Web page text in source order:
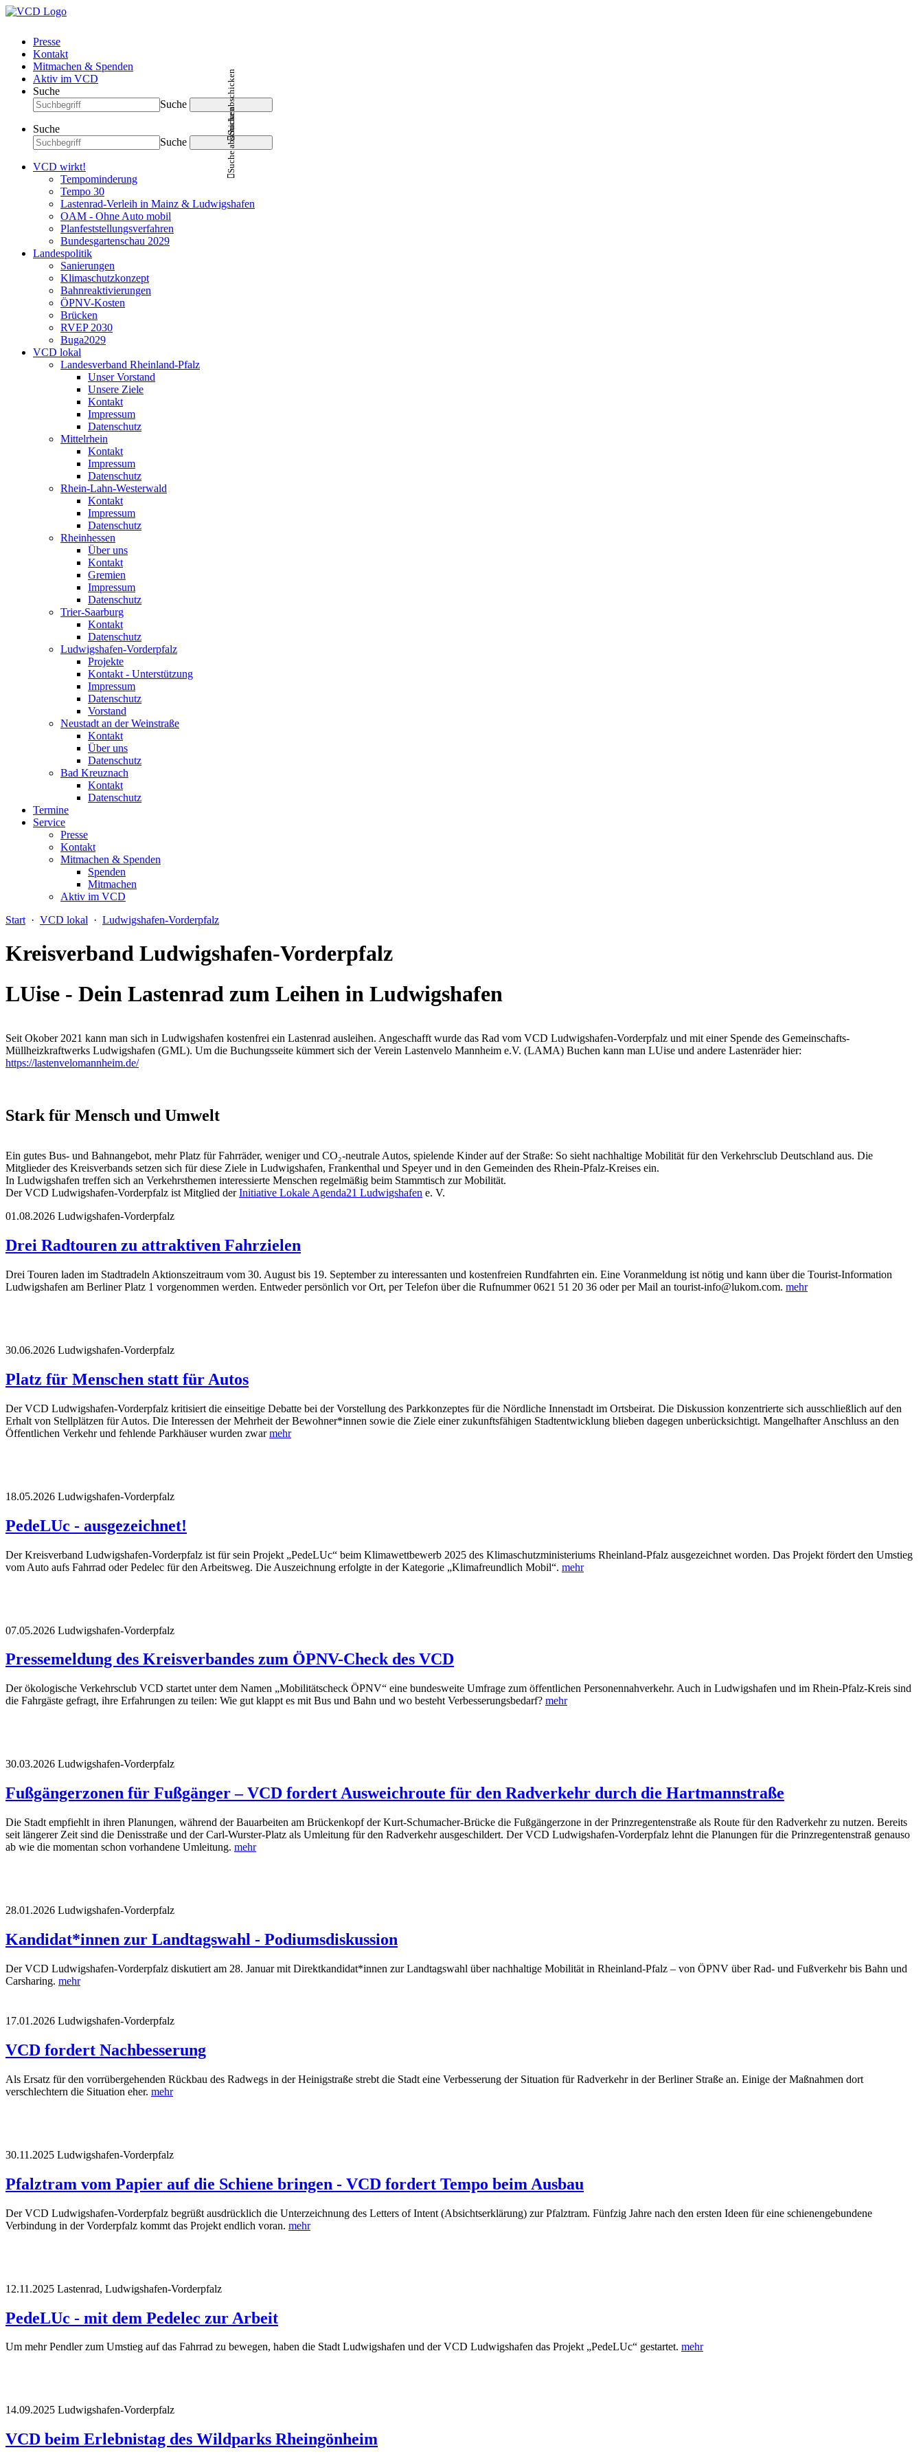
Presse
Kontakt
Mitmachen & Spenden
Aktiv im VCD
Suche
Suche
Suche abschicken
Suche
Suche
Suche abschicken
VCD wirkt!
Tempominderung
Tempo 30
Lastenrad-Verleih in Mainz & Ludwigshafen
OAM - Ohne Auto mobil
Planfeststellungsverfahren
Bundesgartenschau 2029
Landespolitik
Sanierungen
Klimaschutzkonzept
Bahnreaktivierungen
ÖPNV-Kosten
Brücken
RVEP 2030
Buga2029
VCD lokal
Landesverband Rheinland-Pfalz
Unser Vorstand
Unsere Ziele
Kontakt
Impressum
Datenschutz
Mittelrhein
Kontakt
Impressum
Datenschutz
Rhein-Lahn-Westerwald
Kontakt
Impressum
Datenschutz
Rheinhessen
Über uns
Kontakt
Gremien
Impressum
Datenschutz
Trier-Saarburg
Kontakt
Datenschutz
Ludwigshafen-Vorderpfalz
Projekte
Kontakt - Unterstützung
Impressum
Datenschutz
Vorstand
Neustadt an der Weinstraße
Kontakt
Über uns
Datenschutz
Bad Kreuznach
Kontakt
Datenschutz
Termine
Service
Presse
Kontakt
Mitmachen & Spenden
Spenden
Mitmachen
Aktiv im VCD
Start · VCD lokal · Ludwigshafen-Vorderpfalz
Kreisverband Ludwigshafen-Vorderpfalz
LUise - Dein Lastenrad zum Leihen in Ludwigshafen
Seit Okober 2021 kann man sich in Ludwigshafen kostenfrei ein Lastenrad ausleihen. Angeschafft wurde das Rad vom VCD Ludwigshafen-Vorderpfalz und mit einer Spende des Gemeinschafts-
Müllheizkraftwerks Ludwigshafen (GML). Um die Buchungsseite kümmert sich der Verein Lastenvelo Mannheim e.V. (LAMA) Buchen kann man LUise und andere Lastenräder hier:
https://lastenvelomannheim.de/
Stark für Mensch und Umwelt
Ein gutes Bus- und Bahnangebot, mehr Platz für Fahrräder, weniger und CO₂-neutrale Autos, spielende Kinder auf der Straße: So sieht nachhaltige Mobilität für den Verkehrsclub Deutschland aus. Die
Mitglieder des Kreisverbands setzen sich für diese Ziele in Ludwigshafen, Frankenthal und Speyer und in den Gemeinden des Rhein-Pfalz-Kreises ein.
In Ludwigshafen treffen sich an Verkehrsthemen interessierte Menschen regelmäßig beim Stammtisch zur Mobilität.
Der VCD Ludwigshafen-Vorderpfalz ist Mitglied derInitiative Lokale Agenda21 Ludwigshafen e. V.
01.08.2026 Ludwigshafen-Vorderpfalz
Drei Radtouren zu attraktiven Fahrzielen
Drei Touren laden im Stadtradeln Aktionszeitraum vom 30. August bis 19. September zu interessanten und kostenfreien Rundfahrten ein. Eine Voranmeldung ist nötig und kann über die Tourist-Information
Ludwigshafen am Berliner Platz 1 vorgenommen werden. Entweder persönlich vor Ort, per Telefon über die Rufnummer 0621 51 20 36 oder per Mail an tourist-info@lukom.com. mehr
30.06.2026 Ludwigshafen-Vorderpfalz
Platz für Menschen statt für Autos
Der VCD Ludwigshafen-Vorderpfalz kritisiert die einseitige Debatte bei der Vorstellung des Parkkonzeptes für die Nördliche Innenstadt im Ortsbeirat. Die Diskussion konzentrierte sich ausschließlich auf den
Erhalt von Stellplätzen für Autos. Die Interessen der Mehrheit der Bewohner*innen sowie die Ziele einer zukunftsfähigen Stadtentwicklung blieben dagegen unberücksichtigt. Mangelhafter Anschluss an den
Öffentlichen Verkehr und fehlende Parkhäuser wurden zwarmehr
18.05.2026 Ludwigshafen-Vorderpfalz
PedeLUc - ausgezeichnet!
Der Kreisverband Ludwigshafen-Vorderpfalz ist für sein Projekt „PedeLUc“ beim Klimawettbewerb 2025 des Klimaschutzministeriums Rheinland-Pfalz ausgezeichnet worden. Das Projekt fördert den Umstieg
vom Auto aufs Fahrrad oder Pedelec für den Arbeitsweg. Die Auszeichnung erfolgte in der Kategorie „Klimafreundlich Mobil“. mehr
07.05.2026 Ludwigshafen-Vorderpfalz
Pressemeldung des Kreisverbandes zum ÖPNV-Check des VCD
Der ökologische Verkehrsclub VCD startet unter dem Namen „Mobilitätscheck ÖPNV“ eine bundesweite Umfrage zum öffentlichen Personennahverkehr. Auch in Ludwigshafen und im Rhein-Pfalz-Kreis sind
die Fahrgäste gefragt, ihre Erfahrungen zu teilen: Wie gut klappt es mit Bus und Bahn und wo besteht Verbesserungsbedarf? mehr
30.03.2026 Ludwigshafen-Vorderpfalz
Fußgängerzonen für Fußgänger – VCD fordert Ausweichroute für den Radverkehr durch die Hartmannstraße
Die Stadt empfiehlt in ihren Planungen, während der Bauarbeiten am Brückenkopf der Kurt-Schumacher-Brücke die Fußgängerzone in der Prinzregentenstraße als Route für den Radverkehr zu nutzen. Bereits
seit längerer Zeit sind die Denisstraße und der Carl-Wurster-Platz als Umleitung für den Radverkehr ausgeschildert. Der VCD Ludwigshafen-Vorderpfalz lehnt die Planungen für die Prinzregentenstraß genauso
ab wie die momentan schon vorhandene Umleitung. mehr
28.01.2026 Ludwigshafen-Vorderpfalz
Kandidat*innen zur Landtagswahl - Podiumsdiskussion
Der VCD Ludwigshafen-Vorderpfalz diskutiert am 28. Januar mit Direktkandidat*innen zur Landtagswahl über nachhaltige Mobilität in Rheinland-Pfalz – von ÖPNV über Rad- und Fußverkehr bis Bahn und
Carsharing. mehr
17.01.2026 Ludwigshafen-Vorderpfalz
VCD fordert Nachbesserung
Als Ersatz für den vorrübergehenden Rückbau des Radwegs in der Heinigstraße strebt die Stadt eine Verbesserung der Situation für Radverkehr in der Berliner Straße an. Einige der Maßnahmen dort
verschlechtern die Situation eher. mehr
30.11.2025 Ludwigshafen-Vorderpfalz
Pfalztram vom Papier auf die Schiene bringen - VCD fordert Tempo beim Ausbau
Der VCD Ludwigshafen-Vorderpfalz begrüßt ausdrücklich die Unterzeichnung des Letters of Intent (Absichtserklärung) zur Pfalztram. Fünfzig Jahre nach den ersten Ideen für eine schienengebundene
Verbindung in der Vorderpfalz kommt das Projekt endlich voran. mehr
12.11.2025 Lastenrad, Ludwigshafen-Vorderpfalz
PedeLUc - mit dem Pedelec zur Arbeit
Um mehr Pendler zum Umstieg auf das Fahrrad zu bewegen, haben die Stadt Ludwigshafen und der VCD Ludwigshafen das Projekt „PedeLUc“ gestartet. mehr
14.09.2025 Ludwigshafen-Vorderpfalz
VCD beim Erlebnistag des Wildparks Rheingönheim